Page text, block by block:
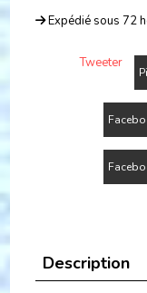
Expédié sous 72
Tweeter
Description